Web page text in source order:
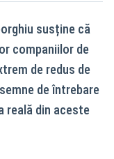
susține că
companiilor de
de redus de
de întrebare
reală din aceste